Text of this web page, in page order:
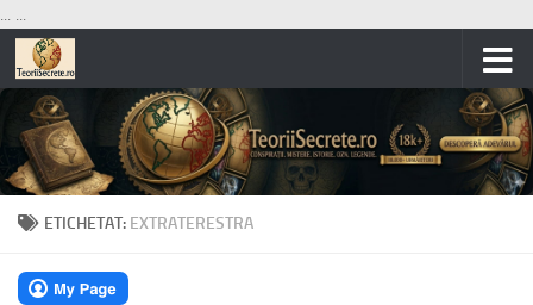
... ...
Skip to content
ETICHETAT: EXTRATERESTRA